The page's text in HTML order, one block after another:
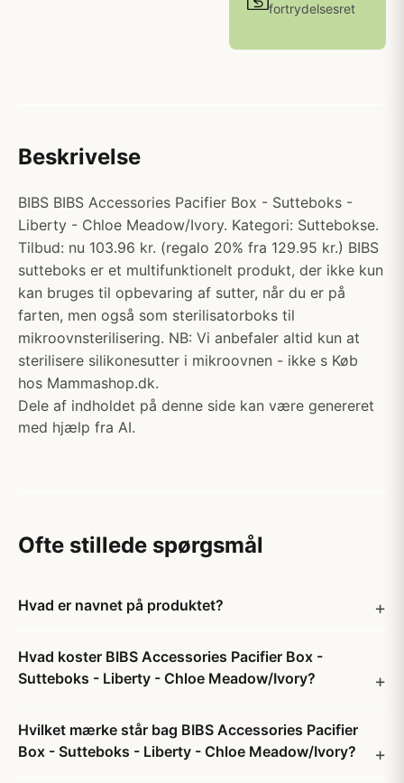
fortrydelsesret
Beskrivelse
BIBS BIBS Accessories Pacifier Box - Sutteboks -
Liberty - Chloe Meadow/Ivory. Kategori: Suttebokse.
Tilbud: nu 103.96 kr. (regalo 20% fra 129.95 kr.) BIBS
sutteboks er et multifunktionelt produkt, der ikke kun
kan bruges til opbevaring af sutter, når du er på
farten, men også som sterilisatorboks til
mikroovnsterilisering. NB: Vi anbefaler altid kun at
sterilisere silikonesutter i mikroovnen - ikke s Køb
hos Mammashop.dk.
Dele af indholdet på denne side kan være genereret
med hjælp fra AI.
Ofte stillede spørgsmål
Hvad er navnet på produktet?
Hvad koster BIBS Accessories Pacifier Box -
Sutteboks - Liberty - Chloe Meadow/Ivory?
Hvilket mærke står bag BIBS Accessories Pacifier
Box - Sutteboks - Liberty - Chloe Meadow/Ivory?